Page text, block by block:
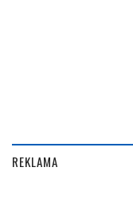
REKLAMA